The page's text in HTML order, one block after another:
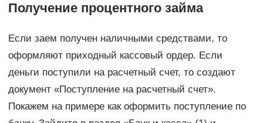
Получение процентного займа
Если заем получен наличными средствами, то
оформляют приходный кассовый ордер. Если
деньги поступили на расчетный счет, то создают
документ «Поступление на расчетный счет».
Покажем на примере как оформить поступление по